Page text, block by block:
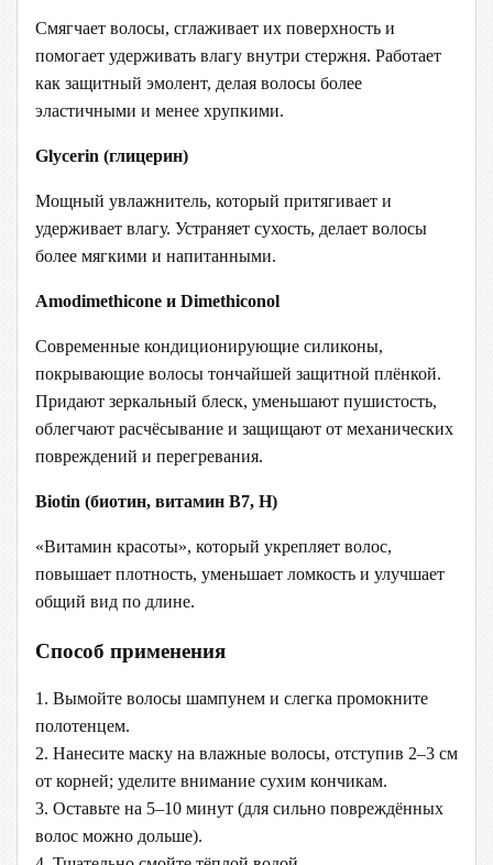
Смягчает волосы, сглаживает их поверхность и
помогает удерживать влагу внутри стержня. Работает
как защитный эмолент, делая волосы более
эластичными и менее хрупкими.
Glycerin (глицерин)
Мощный увлажнитель, который притягивает и
удерживает влагу. Устраняет сухость, делает волосы
более мягкими и напитанными.
Amodimethicone и Dimethiconol
Современные кондиционирующие силиконы,
покрывающие волосы тончайшей защитной плёнкой.
Придают зеркальный блеск, уменьшают пушистость,
облегчают расчёсывание и защищают от механических
повреждений и перегревания.
Biotin (биотин, витамин B7, H)
«Витамин красоты», который укрепляет волос,
повышает плотность, уменьшает ломкость и улучшает
общий вид по длине.
Способ применения
1. Вымойте волосы шампунем и слегка промокните
полотенцем.
2. Нанесите маску на влажные волосы, отступив 2–3 см
от корней; уделите внимание сухим кончикам.
3. Оставьте на 5–10 минут (для сильно повреждённых
волос можно дольше).